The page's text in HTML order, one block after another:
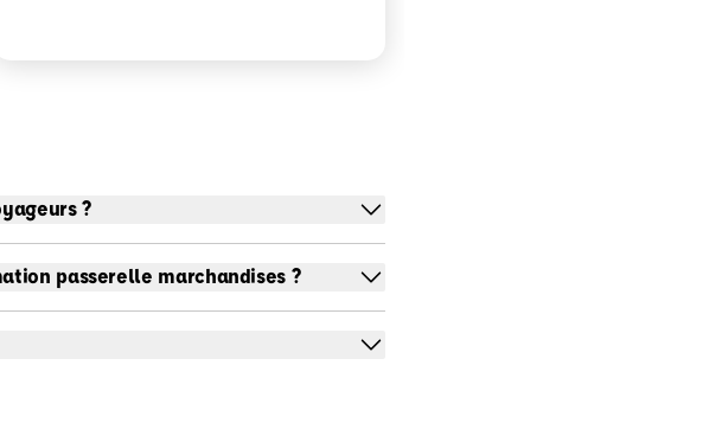
?
passerelle marchandises ?